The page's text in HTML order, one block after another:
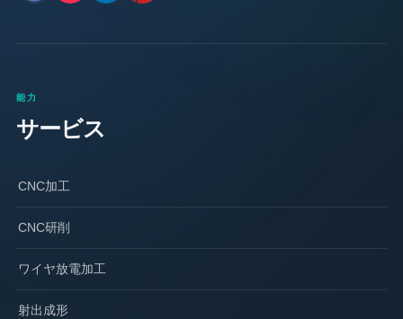
能力
サービス
CNC加工
CNC研削
ワイヤ放電加工
射出成形